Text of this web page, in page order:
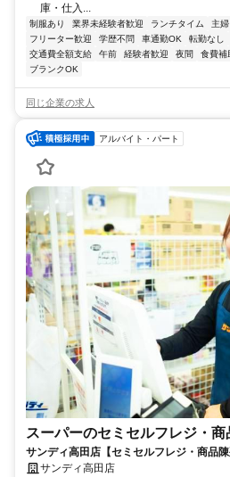
庫・仕入...
制服あり 業界未経験者歓迎 ランチタイム 主
フリーター歓迎
学歴不問 車通勤OK 転勤なし
交通費全額支給
午前 経験者歓迎 夜間 食費補
ブランクOK
同じ企業の求人
アルバイト・パート
スーパーのセミセルフレジ・
サンディ高田店【セミセルフレジ・商品
など相談OK！近隣の方活躍中！
サンディ高田店